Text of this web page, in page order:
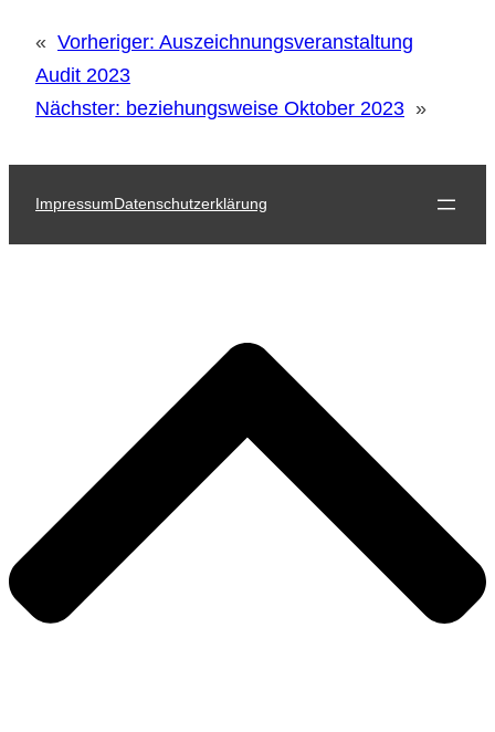
« Vorheriger: Auszeichnungsveranstaltung
Audit 2023
Nächster: beziehungsweise Oktober 2023 »
ImpressumDatenschutzerklärung